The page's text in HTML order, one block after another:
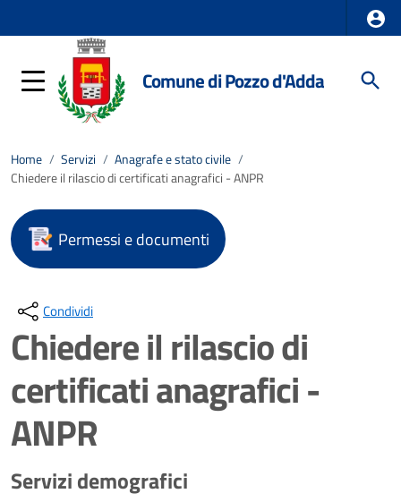
Comune di Pozzo d'Adda
Home / Servizi / Anagrafe e stato civile /
Chiedere il rilascio di certificati anagrafici - ANPR
Permessi e documenti
Condividi
Chiedere il rilascio di
certificati anagrafici -
ANPR
Servizi demografici